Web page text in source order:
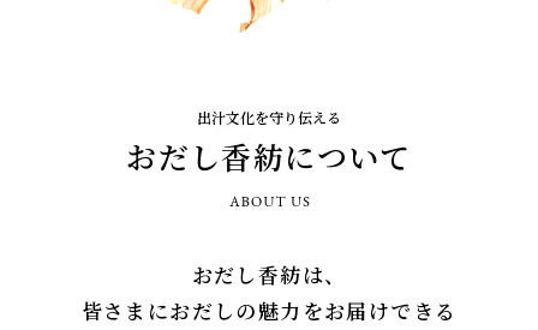
『ゴールデンウィーク期間中の営業につ
いて』を公開しました。
『おだし香紡便り(読み物)』をリニュー
出汁文化を守り伝える
おだし香紡について
おだし香紡は、
皆さまにおだしの魅力をお届けできる